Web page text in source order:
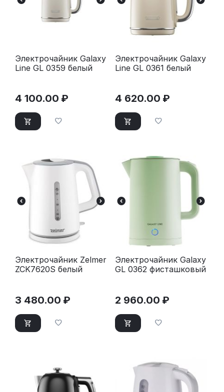
Электрочайник Galaxy
Line GL 0359 белый
4 100.00 ₽
Электрочайник Galaxy
Line GL 0361 белый
4 620.00 ₽
Электрочайник Zelmer
ZCK7620S белый
3 480.00 ₽
Электрочайник Galaxy
GL 0362 фисташковый
2 960.00 ₽